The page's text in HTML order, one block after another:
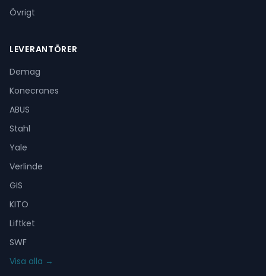
Övrigt
LEVERANTÖRER
Demag
Konecranes
ABUS
Stahl
Yale
Verlinde
GIS
KITO
Liftket
SWF
Visa alla →